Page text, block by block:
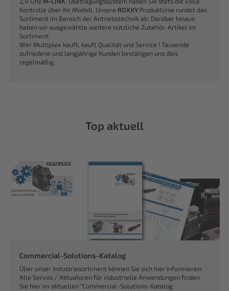
Kontrolle über ihr Modell. Unsere ROXXY Produktlinie rundet das
Sortiment im Bereich der Antriebstechnik ab. Darüber hinaus
haben wir ausgewählte weitere nützliche Zubehör-Artikel im
Sortiment.
Wer Multiplex kauft, kauft Qualität und Service ! Tausende
zufriedene und langjährige Kunden bestätigen uns dies
regelmäßig.
Top aktuell
Commercial-Solutions-Katalog
Über unser Industriesortiment können Sie sich hier informieren:
Alle Servos / Aktuatoren für industrielle Anwendungen finden
Sie hier im aktuellen "Commercial-Solutions-Katalog